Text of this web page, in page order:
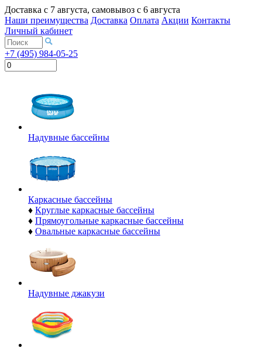
Доставка с 7 августа, самовывоз с 6 августа
Наши преимущества Доставка Оплата Акции Контакты
Личный кабинет
+7 (495) 984-05-25
Надувные бассейны
Каркасные бассейны
♦ Круглые каркасные бассейны
♦ Прямоугольные каркасные бассейны
♦ Овальные каркасные бассейны
Надувные джакузи